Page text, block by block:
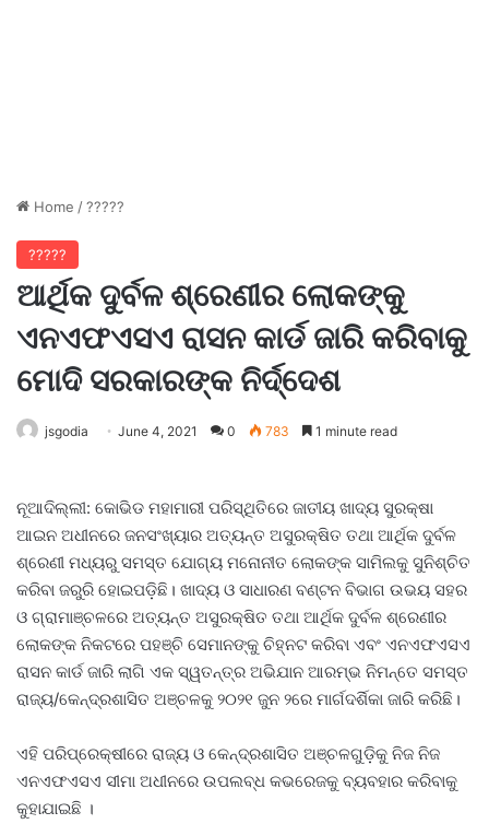
Home /?????
?????
ଆର୍ଥିକ ଦୁର୍ବଳ ଶ୍ରେଣୀର ଲୋକଙ୍କୁ
ଏନଏଫଏସଏ ରାସନ କାର୍ଡ ଜାରି କରିବାକୁ
ମୋଦି ସରକାରଙ୍କ ନିର୍ଦ୍ଦେଶ
jsgodia June 4, 2021 0 783 1 minute read
ନୂଆଦିଲ୍ଲୀ: କୋଭିଡ ମହାମାରୀ ପରିସ୍ଥିତିରେ ଜାତୀୟ ଖାଦ୍ୟ ସୁରକ୍ଷା
ଆଇନ ଅଧୀନରେ ଜନସଂଖ୍ୟାର ଅତ୍ୟନ୍ତ ଅସୁରକ୍ଷିତ ତଥା ଆର୍ଥିକ ଦୁର୍ବଳ
ଶ୍ରେଣୀ ମଧ୍ୟରୁ ସମସ୍ତ ଯୋଗ୍ୟ ମନୋନୀତ ଲୋକଙ୍କ ସାମିଲକୁ ସୁନିଶ୍ଚିତ
କରିବା ଜରୁରି ହୋଇପଡ଼ିଛି। ଖାଦ୍ୟ ଓ ସାଧାରଣ ବଣ୍ଟନ ବିଭାଗ ଉଭୟ ସହର
ଓ ଗ୍ରାମାଞ୍ଚଳରେ ଅତ୍ୟନ୍ତ ଅସୁରକ୍ଷିତ ତଥା ଆର୍ଥିକ ଦୁର୍ବଳ ଶ୍ରେଣୀର
ଲୋକଙ୍କ ନିକଟରେ ପହଞ୍ଚି ସେମାନଙ୍କୁ ଚିହ୍ନଟ କରିବା ଏବଂ ଏନଏଫଏସଏ
ରାସନ କାର୍ଡ ଜାରି ଲାଗି ଏକ ସ୍ୱତନ୍ତ୍ର ଅଭିଯାନ ଆରମ୍ଭ ନିମନ୍ତେ ସମସ୍ତ
ରାଜ୍ୟ/କେନ୍ଦ୍ରଶାସିତ ଅଞ୍ଚଳକୁ ୨୦୨୧ ଜୁନ ୨ରେ ମାର୍ଗଦର୍ଶିକା ଜାରି କରିଛି।
ଏହି ପରିପ୍ରେକ୍ଷୀରେ ରାଜ୍ୟ ଓ କେନ୍ଦ୍ରଶାସିତ ଅଞ୍ଚଳଗୁଡ଼ିକୁ ନିଜ ନିଜ
ଏନଏଫଏସଏ ସୀମା ଅଧୀନରେ ଉପଲବ୍ଧ କଭରେଜକୁ ବ୍ୟବହାର କରିବାକୁ
କୁହାଯାଇଛି ।